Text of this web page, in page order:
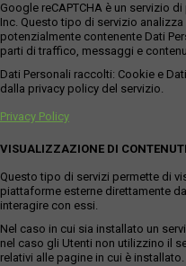
Google reCAPTCHA è un servizio
Inc. Questo tipo di servizio
potenzialmente contenente Dati
parti di traffico, messaggi e
Dati Personali raccolti: Cookie e
dalla privacy policy del servizio.
Privacy Policy
VISUALIZZAZIONE DI
Questo tipo di servizi permette di
piattaforme esterne direttamente
interagire con essi.
Nel caso in cui sia installato un
nel caso gli Utenti non utilizzino il
relativi alle pagine in cui è installato.